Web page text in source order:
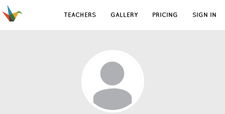
TEACHERS GALLERY PRICING SIGN IN